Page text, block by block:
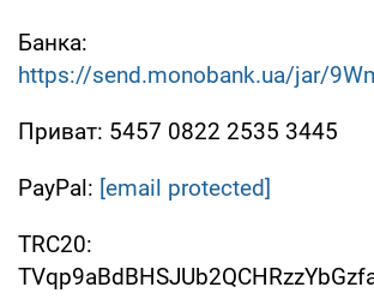
Банка:
https://send.monobank.ua/jar/
Приват: 5457 0822 2535 3445
PayPal: [email protected]
TRC20: